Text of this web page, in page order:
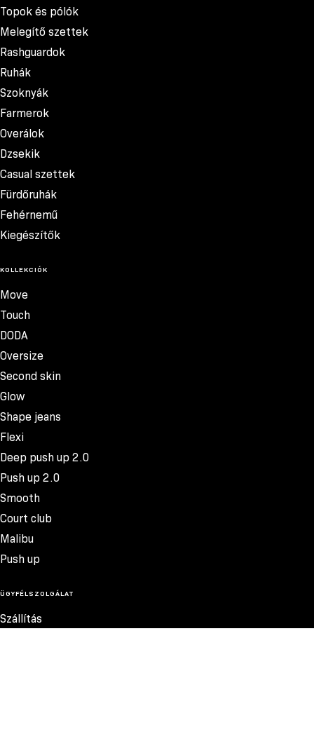
Topok és pólók
Melegítő szettek
Rashguardok
Ruhák
Szoknyák
Farmerok
Overálok
Dzsekik
Casual szettek
Fürdőruhák
Fehérnemű
Kiegészítők
KOLLEKCIÓK
Move
Touch
DODA
Oversize
Second skin
Glow
Shape jeans
Flexi
Deep push up 2.0
Push up 2.0
Smooth
Court club
Malibu
Push up
ÜGYFÉLSZOLGÁLAT
Szállítás